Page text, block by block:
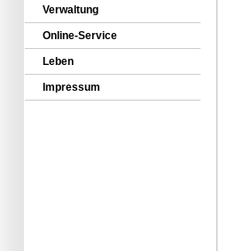
Verwaltung
Online-Service
Leben
Impressum